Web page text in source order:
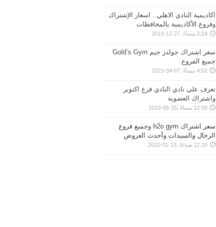
اكاديمية النادي الاهلي.. اسعار الإشتراك
وفروع الأكاديمية بالمحافظات
2:24 مساءً ,27-12-2019
سعر اشتراك جولدز جيم Gold’s Gym
جميع الفروع
4:52 مساءً ,07-04-2023
تعرف علي نادي النادي فرع اكتوبر
واشتراك العضوية
12:08 مساءً ,25-08-2019
سعر اشتراك h2o gym وجميع فروع
الرجال والسيدات وأحدث العروض
12:18 صباحًا ,13-01-2020